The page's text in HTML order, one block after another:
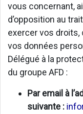
vous concernant,
d’opposition au
exercer vos droits,
vos données
Délégué à la
du groupe AFD :
Par email à
suivante :